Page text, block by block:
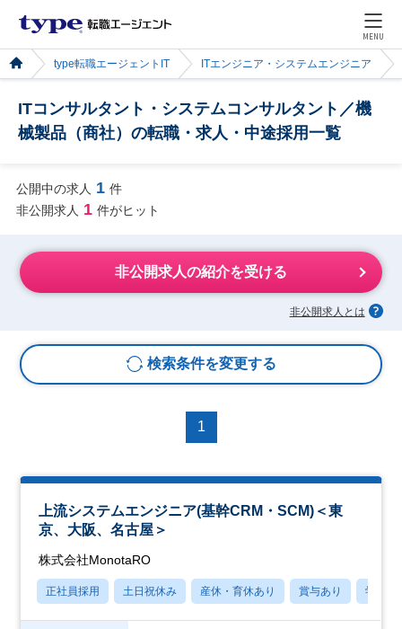
MENU
type転職エージェントIT ITエンジニア・システムエンジニア
ITコンサルタント・システムコンサルタント／機
械製品（商社）の転職・求人・中途採用一覧
公開中の求人 1 件
非公開求人 1 件がヒット
非公開求人の紹介を受ける
非公開求人とは
検索条件を変更する
1
上流システムエンジニア(基幹CRM・SCM)＜東
京、大阪、名古屋＞
株式会社MonotaRO
正社員採用 土日祝休み 産休・育休あり 賞与あり 学歴不